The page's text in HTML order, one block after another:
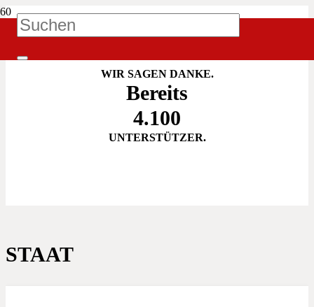
WIR SAGEN DANKE.
Bereits
4.100
UNTERSTÜTZER.
STAAT